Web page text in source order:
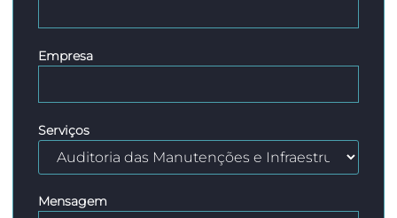
Empresa
Serviços
Mensagem